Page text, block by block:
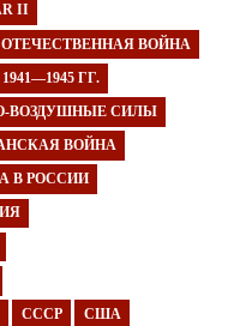
II
ВОЙНА
ГГ.
ВОЗДУШНЫЕ СИЛЫ
ВОЙНА
В РОССИИ
СССР США